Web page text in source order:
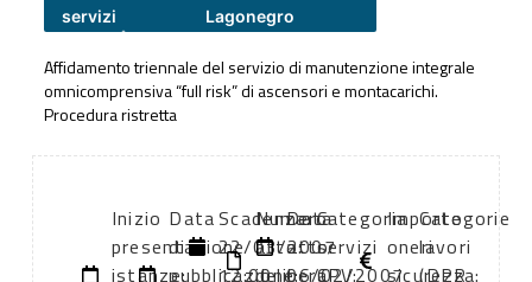
servizi
Lagonegro
Affidamento triennale del servizio di manutenzione integrale
omnicomprensiva “full risk” di ascensori e montacarichi.
Procedura ristretta
Inizio
presentazione
istanze:
Data
di
pubblicazione:
Scadenza:
22/03/2007
12:00
Numero
atto:
delibera
Data
atto:
06/02/2007
Categoria
servizi
CPV:
Importo
oneri
sicurezza:
Categorie
lavori
(DPR